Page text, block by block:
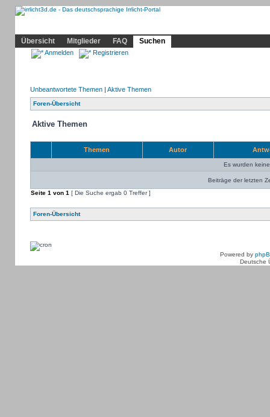
Übersicht
Mitglieder FAQ Suchen
Anmelden Registrieren
Unbeantwortete Themen| Aktive Themen
Foren-Übersicht
Aktive Themen
Themen Autor
Es wurden
Beiträge der letzten
Seite 1 von 1 [ Die Suche ergab 0 Treffer ]
Foren-Übersicht
Powered by
Deutsche